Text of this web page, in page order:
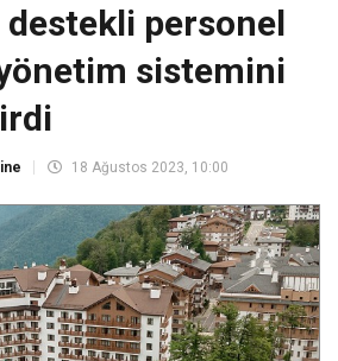
destekli personel
sistemini
18 Ağustos 2023, 10:00